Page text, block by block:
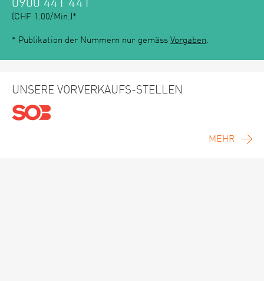
0900 441 441
(CHF 1.00/Min.)*
* Publikation der Nummern nur gemäss Vorgaben.
UNSERE VORVERKAUFS-STELLEN
MEHR